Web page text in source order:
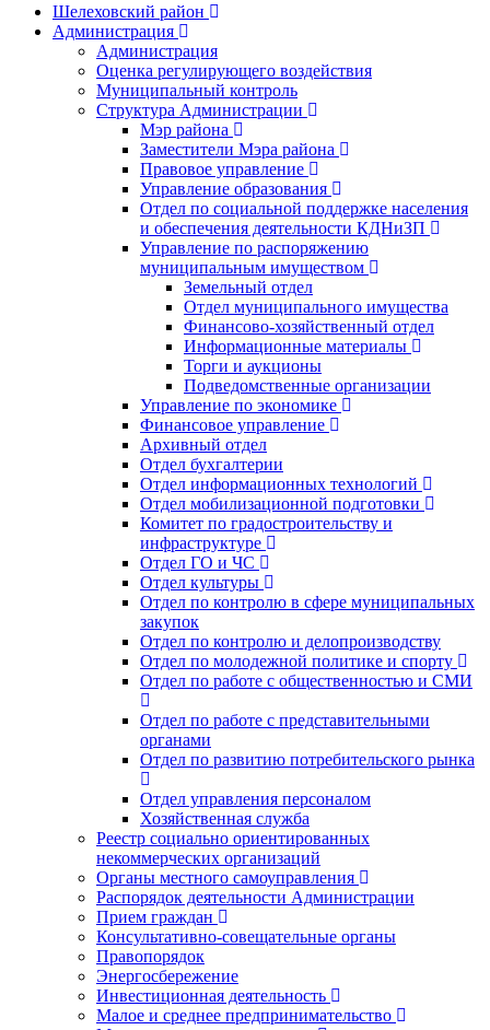
Шелеховский район
Администрация
Администрация
Оценка регулирующего воздействия
Муниципальный контроль
Структура Администрации
Мэр района
Заместители Мэра района
Правовое управление
Управление образования
Отдел по социальной поддержке населения
и обеспечения деятельности КДНиЗП
Управление по распоряжению
муниципальным имуществом
Земельный отдел
Отдел муниципального имущества
Финансово-хозяйственный отдел
Информационные материалы
Торги и аукционы
Подведомственные организации
Управление по экономике
Финансовое управление
Архивный отдел
Отдел бухгалтерии
Отдел информационных технологий
Отдел мобилизационной подготовки
Комитет по градостроительству и
инфраструктуре
Отдел ГО и ЧС
Отдел культуры
Отдел по контролю в сфере муниципальных
закупок
Отдел по контролю и делопроизводству
Отдел по молодежной политике и спорту
Отдел по работе с общественностью и СМИ
Отдел по работе с представительными
органами
Отдел по развитию потребительского рынка
Отдел управления персоналом
Хозяйственная служба
Реестр социально ориентированных
некоммерческих организаций
Органы местного самоуправления
Распорядок деятельности Администрации
Прием граждан
Консультативно-совещательные органы
Правопорядок
Энергосбережение
Инвестиционная деятельность
Малое и среднее предпринимательство